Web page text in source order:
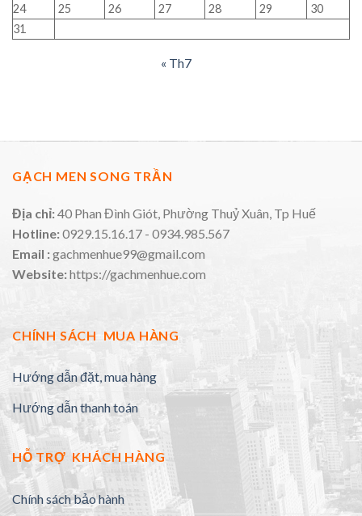
24
25 26 27 28 29
30
31
« Th7
GẠCH MEN SONG TRẦN
Địa chỉ:40 Phan Đình Giót, Phường Thuỷ Xuân, Tp Huế
Hotline:0929.15.16.17 - 0934.985.567
Email :gachmenhue99@gmail.com
Website:https://gachmenhue.com
CHÍNH SÁCH MUA HÀNG
Hướng dẫn đặt, mua hàng
Hướng dẫn thanh toán
HỖ TRỢ KHÁCH HÀNG
Chính sách bảo hành